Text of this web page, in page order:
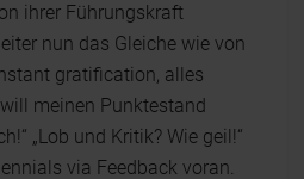
ihrer Führungskraft
nun das Gleiche wie von
gratification, alles
meinen Punktestand
„Lob und Kritik? Wie geil!“
via Feedback voran.